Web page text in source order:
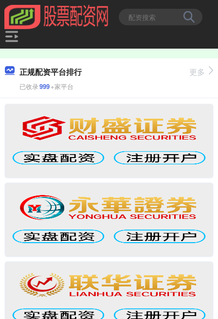
正规配资平台排行
已收录999+家平台
更多